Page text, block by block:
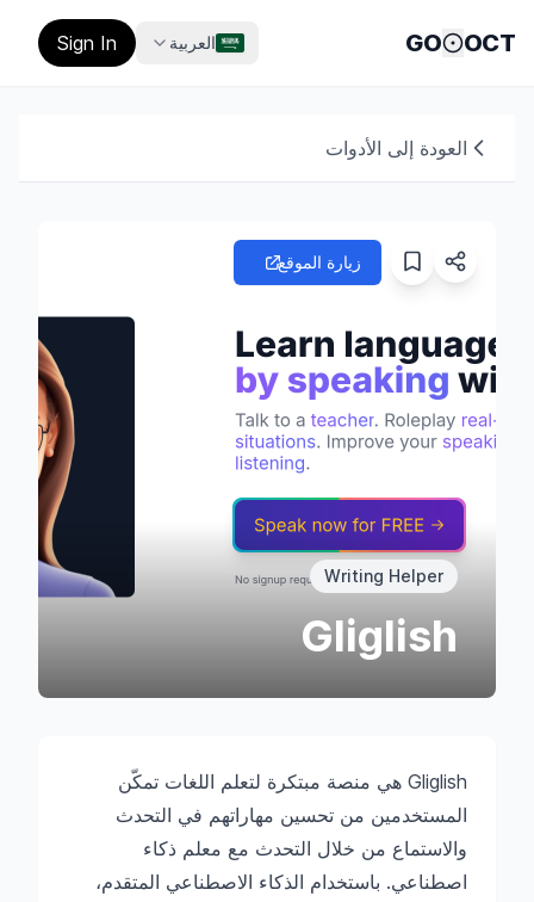
OCT
GO العربية Sign In
العودة إلى الأدوات
زيارة الموقع
Writing Helper
Gliglish
Gliglish هي منصة مبتكرة لتعلم اللغات تمكّن
المستخدمين من تحسين مهاراتهم في التحدث
والاستماع من خلال التحدث مع معلم ذكاء
اصطناعي. باستخدام الذكاء الاصطناعي المتقدم،